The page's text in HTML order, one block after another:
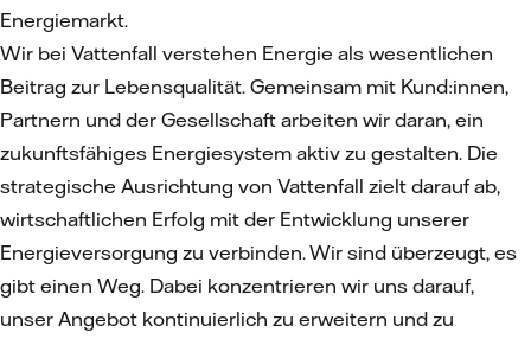
Energiemarkt.
Wir bei Vattenfall verstehen Energie als wesentlichen
Beitrag zur Lebensqualität. Gemeinsam mit Kund:innen,
Partnern und der Gesellschaft arbeiten wir daran, ein
zukunftsfähiges Energiesystem aktiv zu gestalten. Die
strategische Ausrichtung von Vattenfall zielt darauf ab,
wirtschaftlichen Erfolg mit der Entwicklung unserer
Energieversorgung zu verbinden. Wir sind überzeugt, es
gibt einen Weg. Dabei konzentrieren wir uns darauf,
unser Angebot kontinuierlich zu erweitern und zu